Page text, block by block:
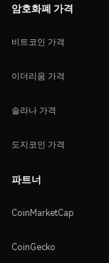
암호화폐 가격
비트코인 가격
이더리움 가격
솔라나 가격
도지코인 가격
파트너
CoinMarketCap
CoinGecko